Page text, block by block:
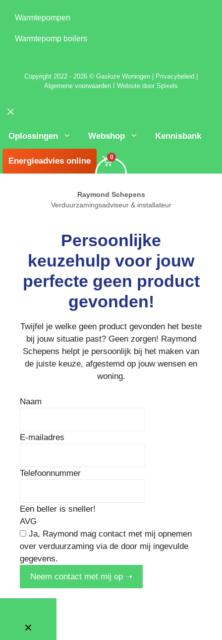
Warmtepompen
Warmtepomp boilers
Copyright 2022 - 2026 © Gasloze Woningen Privacybeleid
Algemene voorwaarden
Website door Spixels
Oplossingen
Webshop Kennisbank
Energieadvies online 0
Raymond Schepens
Verduurzamingsadviseur & installateur
Persoonlijke
keuzehulp voor jouw
perfecte geen product
gevonden!
Twijfel je welke geen product gevonden het beste
bij jouw situatie past? Geen zorgen! Raymond
Schepens helpt je persoonlijk bij het maken van
de juiste keuze, afgestemd op jouw wensen en
woning.
Naam
E-mailadres
Telefoonnummer
Een beller is sneller!
AVG
Ja, Raymond mag contact met mij opnemen
over verduurzaming via de door mij ingevulde
gegevens.
Neem contact met mij op ➝